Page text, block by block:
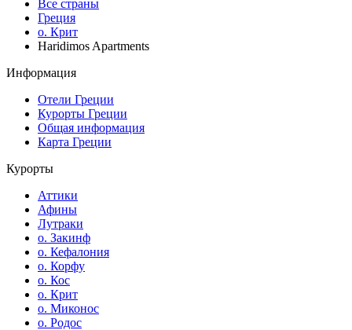
Все страны
Греция
о. Крит
Haridimos Apartments
Информация
Отели Греции
Курорты Греции
Общая информация
Карта Греции
Курорты
Аттики
Афины
Лутраки
о. Закинф
о. Кефалония
о. Корфу
о. Кос
о. Крит
о. Миконос
о. Родос